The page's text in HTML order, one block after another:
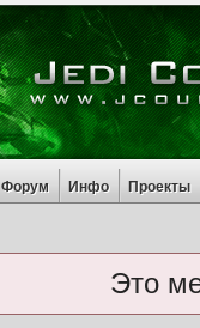
Форум Инфо Проекты
Это